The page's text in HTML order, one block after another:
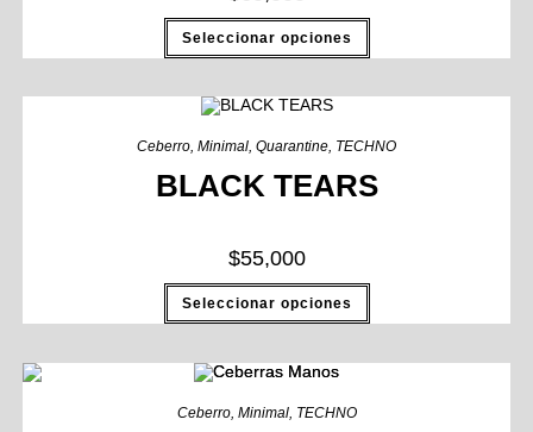
Seleccionar opciones
Ceberro, Minimal, Quarantine, TECHNO
BLACK TEARS
$55,000
Seleccionar opciones
Ceberro, Minimal, TECHNO